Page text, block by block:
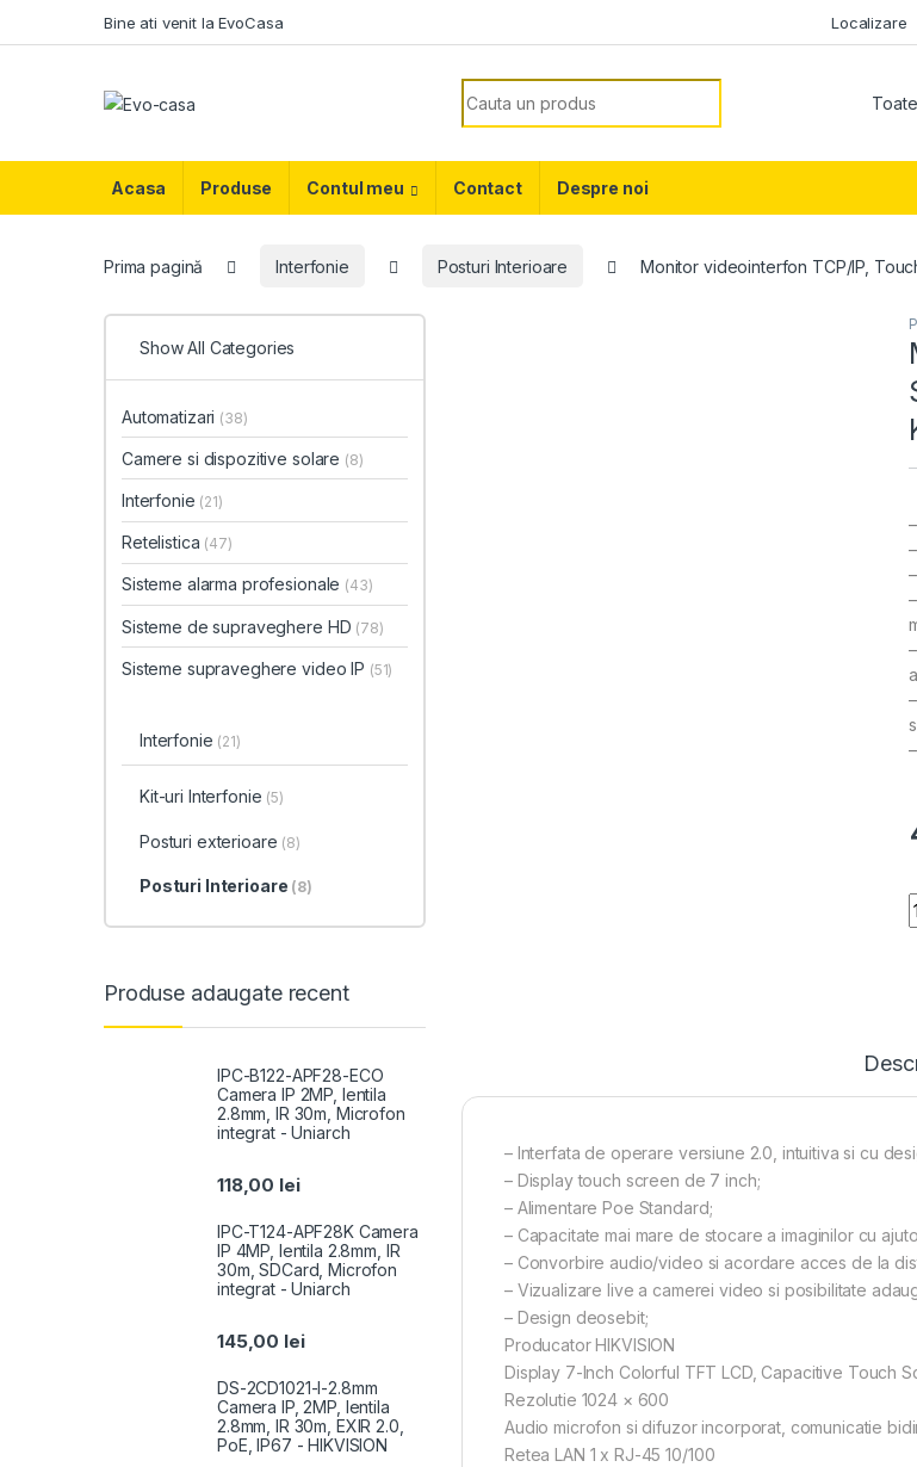
Bine ati venit la EvoCasa Localizare
Search for:
Acasa Produse Contul meu Contact Despre noi
Prima pagină Interfonie Posturi Interioare Monitor videointerfon TCP/IP,
– Interfata de operare versiune 2.0, intuitiva si cu
– Display touch screen de 7 inch;
– Alimentare Poe Standard;
– Capacitate mai mare de stocare a imaginilor cu
– Convorbire audio/video si acordare acces de la
– Vizualizare live a camerei video si posibilitate
– Design deosebit;
Producator HIKVISION
Display 7-Inch Colorful TFT LCD, Capacitive Touch
Rezolutie 1024 × 600
Audio microfon si difuzor incorporat, comunicatie
Retea LAN 1 x RJ-45 10/100
Show All Categories
Automatizari (38)
Camere si dispozitive solare (8)
Interfonie (21)
Retelistica (47)
Sisteme alarma profesionale (43)
Sisteme de supraveghere HD (78)
Sisteme supraveghere video IP (51)
Interfonie (21)
Kit-uri Interfonie (5)
Posturi exterioare (8)
Posturi Interioare (8)
Produse adaugate recent
IPC-B122-APF28-ECO
Camera IP 2MP, lentila
2.8mm, IR 30m, Microfon
integrat - Uniarch
118,00 lei
IPC-T124-APF28K Camera
IP 4MP, lentila 2.8mm, IR
30m, SDCard, Microfon
integrat - Uniarch
145,00 lei
DS-2CD1021-I-2.8mm
Camera IP, 2MP, lentila
2.8mm, IR 30m, EXIR 2.0,
PoE, IP67 - HIKVISION